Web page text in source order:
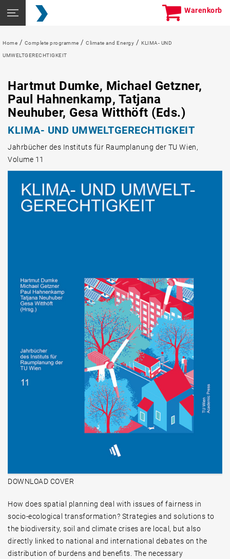
Seitennavigation
öffnen
Warenkorb
Home / Complete programme /Climate and Energy /KLIMA- UND
UMWELTGERECHTIGKEIT
Hartmut Dumke, Michael Getzner,
Paul Hahnenkamp, Tatjana
Neuhuber, Gesa Witthöft (Eds.)
KLIMA- UND UMWELTGERECHTIGKEIT
Jahrbücher des Instituts für Raumplanung der TU Wien,
Volume 11
DOWNLOAD COVER
How does spatial planning deal with issues of fairness in
socio-ecological transformation? Strategies and solutions to
the biodiversity, soil and climate crises are local, but also
directly linked to national and international debates on the
distribution of burdens and benefits. The necessary